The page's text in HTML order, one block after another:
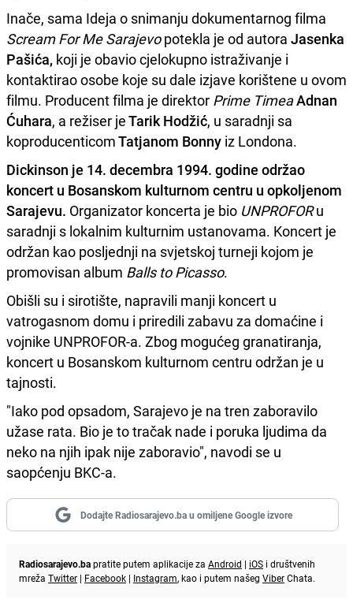
Inače, sama Ideja o snimanju dokumentarnog filma
Scream For Me Sarajevopotekla je od autora Jasenka
Pašića, koji je obavio cjelokupno istraživanje i
kontaktirao osobe koje su dale izjave korištene u ovom
filmu. Producent filma je direktor Prime TimeaAdnan
Ćuhara, a režiser jeTarik Hodžić, u saradnji sa
koproducenticomTatjanom Bonny iz Londona.
Dickinson je 14. decembra 1994. godine održao
koncert u Bosanskom kulturnom centru u opkoljenom
Sarajevu. Organizator koncerta je bio UNPROFORu
saradnji s lokalnim kulturnim ustanovama. Koncert je
održan kao posljednji na svjetskoj turneji kojom je
promovisan album Balls to Picasso.
Obišli su i sirotište, napravili manji koncert u
vatrogasnom domu i priredili zabavu za domaćine i
vojnike UNPROFOR-a. Zbog mogućeg granatiranja,
koncert u Bosanskom kulturnom centru održan je u
tajnosti.
"Iako pod opsadom, Sarajevo je na tren zaboravilo
užase rata. Bio je to tračak nade i poruka ljudima da
neko na njih ipak nije zaboravio", navodi se u
saopćenju BKC-a.
Dodajte Radiosarajevo.ba u omiljene Google izvore
Radiosarajevo.bapratite putem aplikacije za Android | iOS i društvenih
mreža Twitter | Facebook | Instagram, kao i putem našeg ViberChata.